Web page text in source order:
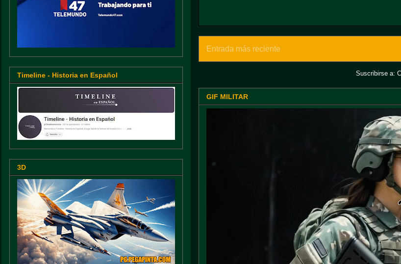
Entrada más reciente
Suscribirse a:
GIF MILITAR
Timeline - Historia en Español
3D